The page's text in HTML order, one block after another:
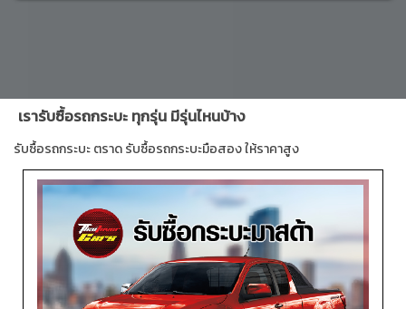
เรารับซื้อรถกระบะ ทุกรุ่น มีรุ่นไหนบ้าง
รับซื้อรถกระบะ ตราด รับซื้อรถกระบะมือสอง ให้ราคาสูง